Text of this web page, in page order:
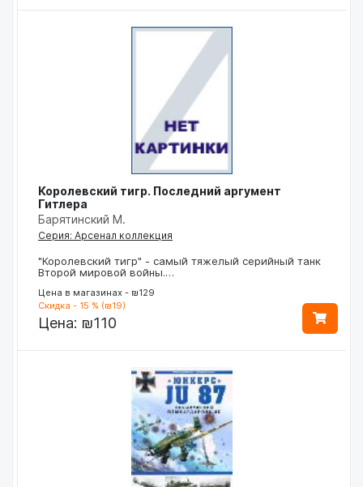
Королевский тигр. Последний аргумент
Гитлера
Барятинский М.
Серия: Арсенал коллекция
"Королевский тигр" - самый тяжелый серийный танк
Второй мировой войны.…
Цена в магазинах - ₪129
Скидка - 15 % (₪19)
Цена: ₪110